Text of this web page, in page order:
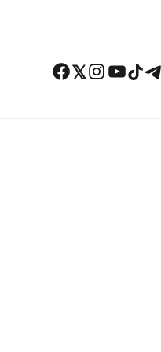
Facebook Twitter Instagram YouTube TikTok Telegram